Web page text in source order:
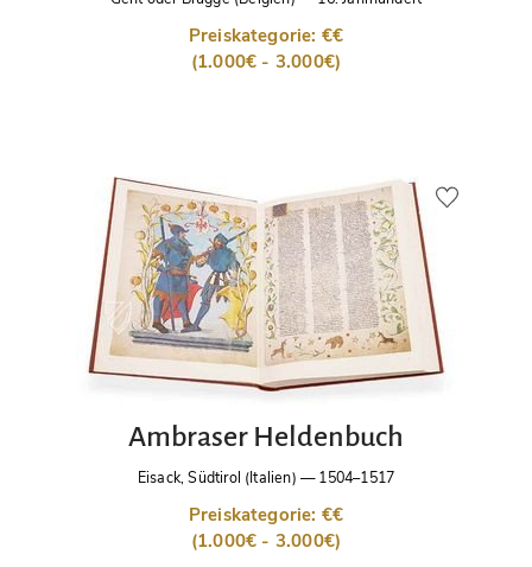
Preiskategorie: €€
(1.000€ - 3.000€)
Ambraser Heldenbuch
Eisack, Südtirol (Italien) —1504–1517
Preiskategorie: €€
(1.000€ - 3.000€)